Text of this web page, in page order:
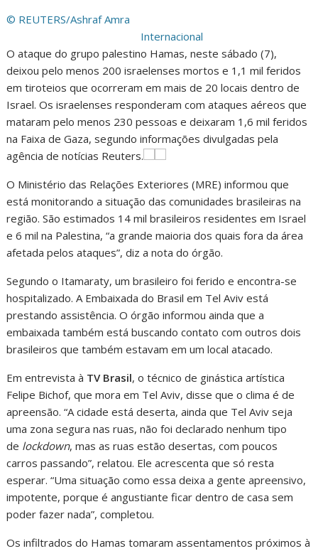
© REUTERS/Ashraf Amra
Internacional
O ataque do grupo palestino Hamas, neste sábado (7),
deixou pelo menos 200 israelenses mortos e 1,1 mil feridos
em tiroteios que ocorreram em mais de 20 locais dentro de
Israel. Os israelenses responderam com ataques aéreos que
mataram pelo menos 230 pessoas e deixaram 1,6 mil feridos
na Faixa de Gaza, segundo informações divulgadas pela
agência de notícias Reuters.
O Ministério das Relações Exteriores (MRE) informou que
está monitorando a situação das comunidades brasileiras na
região. São estimados 14 mil brasileiros residentes em Israel
e 6 mil na Palestina, “a grande maioria dos quais fora da área
afetada pelos ataques”, diz a nota do órgão.
Segundo o Itamaraty, um brasileiro foi ferido e encontra-se
hospitalizado. A Embaixada do Brasil em Tel Aviv está
prestando assistência. O órgão informou ainda que a
embaixada também está buscando contato com outros dois
brasileiros que também estavam em um local atacado.
Em entrevista à TV Brasil, o técnico de ginástica artística
Felipe Bichof, que mora em Tel Aviv, disse que o clima é de
apreensão. “A cidade está deserta, ainda que Tel Aviv seja
uma zona segura nas ruas, não foi declarado nenhum tipo
de lockdown, mas as ruas estão desertas, com poucos
carros passando”, relatou. Ele acrescenta que só resta
esperar. “Uma situação como essa deixa a gente apreensivo,
impotente, porque é angustiante ficar dentro de casa sem
poder fazer nada”, completou.
Os infiltrados do Hamas tomaram assentamentos próximos à